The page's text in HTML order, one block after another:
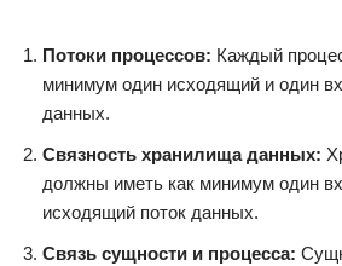
Потоки процессов: Каждый
минимум один исходящий и один
данных.
Связность хранилища данных:
должны иметь как минимум один
исходящий поток данных.
Связь сущности и процесса: